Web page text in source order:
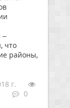
–
что
районы,
г.
0